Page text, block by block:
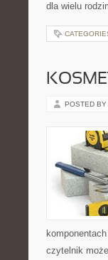
dla wielu
POSTED BY
czytelnik